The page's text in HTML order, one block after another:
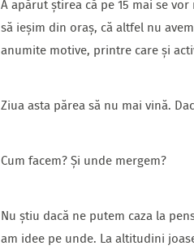
A apărut știrea că pe 15 mai se
să ieșim din oraș, că altfel nu
anumite motive, printre care și
Ziua asta părea să nu mai vină.
Cum facem? Și unde mergem?
Nu știu dacă ne putem caza la
am idee pe unde. La altitudini